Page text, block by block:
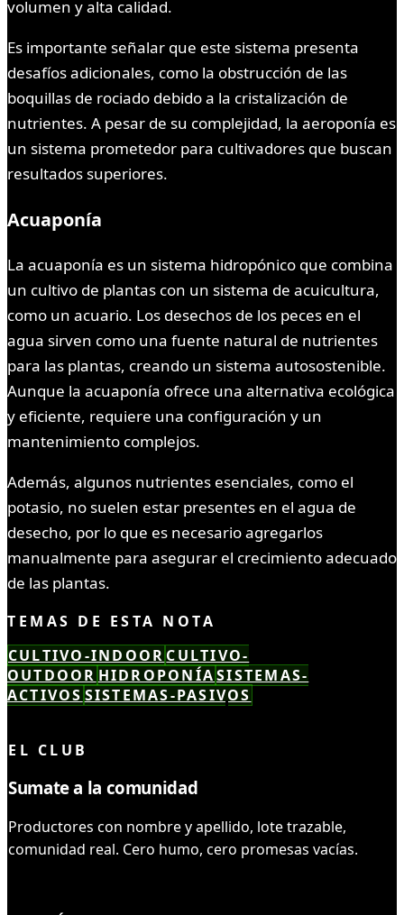
volumen y alta calidad.
Es importante señalar que este sistema presenta
desafíos adicionales, como la obstrucción de las
boquillas de rociado debido a la cristalización de
nutrientes. A pesar de su complejidad, la aeroponía es
un sistema prometedor para cultivadores que buscan
resultados superiores.
Acuaponía
La acuaponía es un sistema hidropónico que combina
un cultivo de plantas con un sistema de acuicultura,
como un acuario. Los desechos de los peces en el
agua sirven como una fuente natural de nutrientes
para las plantas, creando un sistema autosostenible.
Aunque la acuaponía ofrece una alternativa ecológica
y eficiente, requiere una configuración y un
mantenimiento complejos.
Además, algunos nutrientes esenciales, como el
potasio, no suelen estar presentes en el agua de
desecho, por lo que es necesario agregarlos
manualmente para asegurar el crecimiento adecuado
de las plantas.
TEMAS DE ESTA NOTA
CULTIVO-INDOOR CULTIVO-
OUTDOOR HIDROPONÍASISTEMAS-
ACTIVOS SISTEMAS-PASIVOS
EL CLUB
Sumate a la comunidad
Productores con nombre y apellido, lote trazable,
comunidad real. Cero humo, cero promesas vacías.